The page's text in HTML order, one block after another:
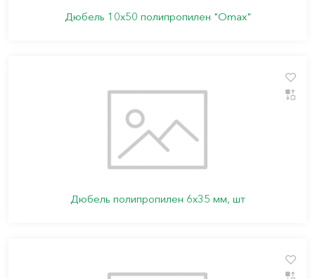
Дюбель 10х50 полипропилен "Omax"
Дюбель полипропилен 6х35 мм, шт